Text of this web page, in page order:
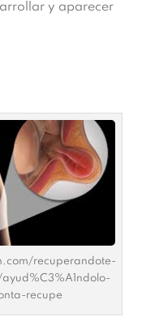
y aparecer
recuperandote-
recupe